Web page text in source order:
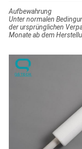
Aufbewahrung
Unter normalen
der ursprünglichen
Monate ab dem